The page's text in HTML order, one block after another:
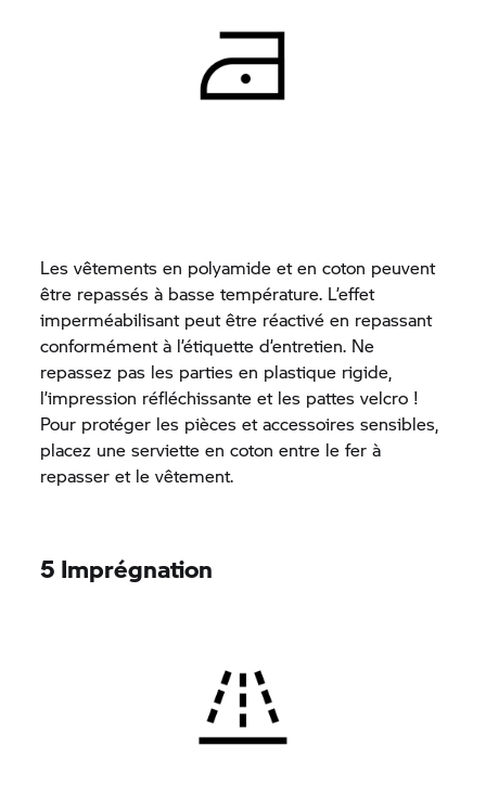
Les vêtements en polyamide et en coton peuvent
être repassés à basse température. L’effet
imperméabilisant peut être réactivé en repassant
conformément à l’étiquette d’entretien. Ne
repassez pas les parties en plastique rigide,
l’impression réfléchissante et les pattes velcro !
Pour protéger les pièces et accessoires sensibles,
placez une serviette en coton entre le fer à
repasser et le vêtement.
5 Imprégnation